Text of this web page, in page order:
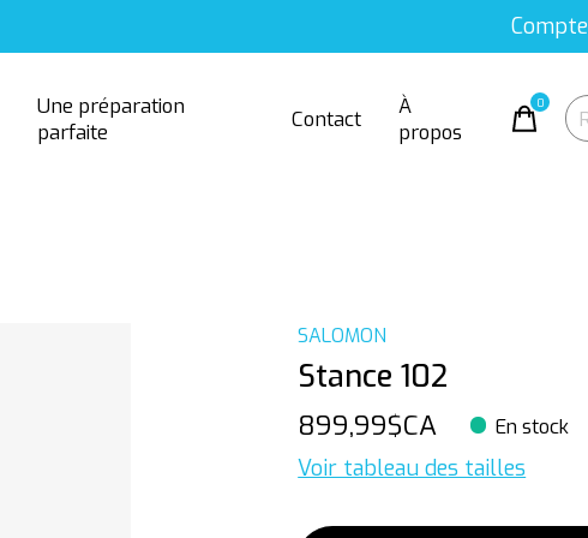
Compte
Une préparation
parfaite
Contact
À
propos
0items
SALOMON
Stance 102
899,99$CA En stock
Voir tableau des tailles